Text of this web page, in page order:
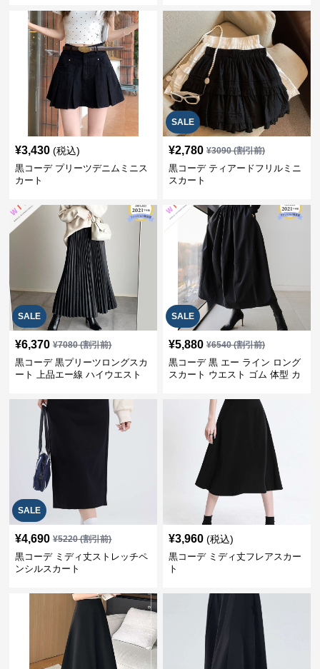
¥3,430 (税込)
黒コーデ プリーツデニムミニス
カート
SALE
¥2,780 ¥3090(割引前)
黒コーデ ティアードフリルミニ
スカート
SALE
¥6,370 ¥7080(割引前)
黒コーデ 黒プリーツロングスカ
ート 上品エー線 ハイウエスト
SALE
¥5,880 ¥6540(割引前)
黒コーデ 黒 エー ライン ロング
スカート ウエスト ゴム 体型 カ
SALE
¥4,690 ¥5220(割引前)
黒コーデ ミディ丈ストレッチペ
ンシルスカート
¥3,960 (税込)
黒コーデ ミディ丈フレアスカー
ト